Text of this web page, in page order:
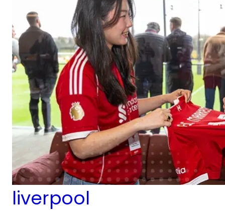
but est le résultat
d’innombrables
séances
d’entraînement.
Chaque entraîneur a
un plan pour la
saison, pas
seulement pour le
match.
liverpool